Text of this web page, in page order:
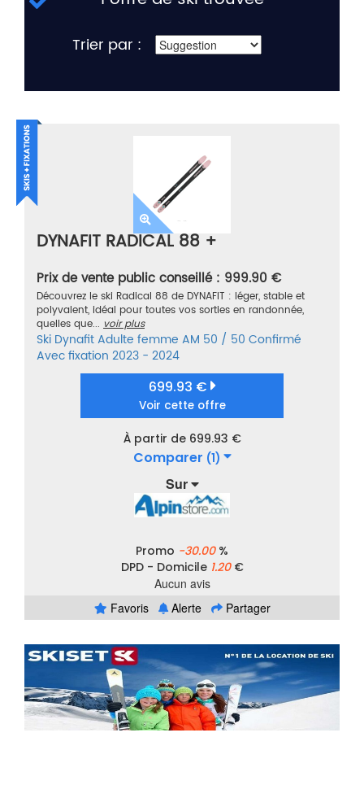
Trier par :
DYNAFIT RADICAL 88 +
Prix de vente public conseillé : 999.90 €
Découvrez le ski Radical 88 de DYNAFIT : léger, stable et
polyvalent, idéal pour toutes vos sorties en randonnée,
quelles que... voir plus
Ski DynafitAdulte femme AM 50 / 50 Confirmé
Avec fixation 2023 - 2024
699.93 €
Voir cette offre
À partir de 699.93 €
Comparer (1)
Sur
Promo -30.00%
DPD - Domicile 1.20€
Aucun avis
Favoris
Alerte Partager